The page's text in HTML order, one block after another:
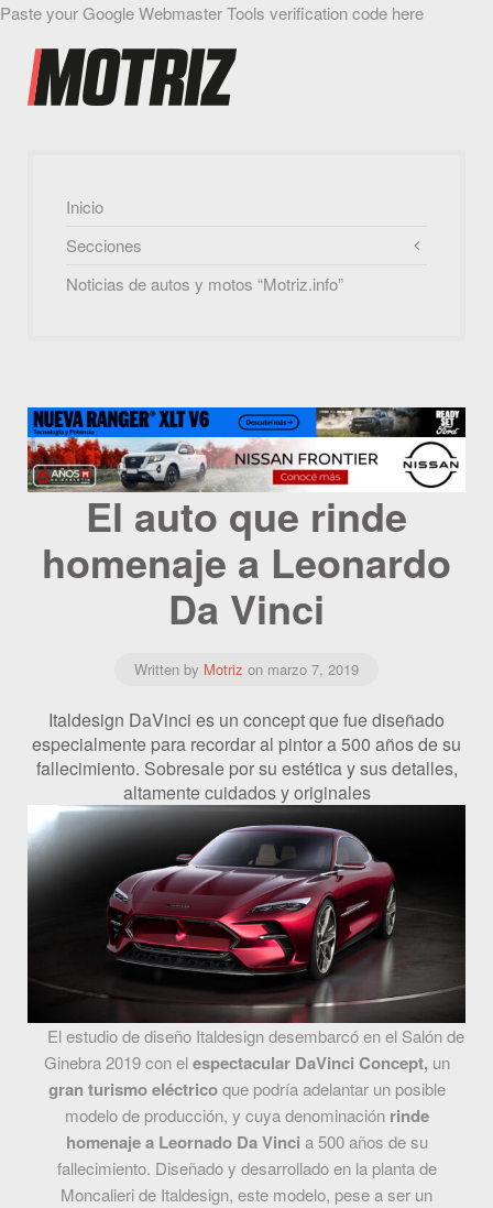
Paste your Google Webmaster Tools verification code here
Inicio
Secciones
Noticias de autos y motos “Motriz.info”
El auto que rinde
homenaje a Leonardo
Da Vinci
Written by Motriz on marzo 7, 2019
Italdesign DaVinci es un concept que fue diseñado
especialmente para recordar al pintor a 500 años de su
fallecimiento. Sobresale por su estética y sus detalles,
altamente cuidados y originales
El estudio de diseño Italdesign desembarcó en el Salón de
Ginebra 2019 con elespectacular DaVinci Concept, un
gran turismo eléctricoque podría adelantar un posible
modelo de producción, y cuya denominación rinde
homenaje a Leornado Da Vinci a 500 años de su
fallecimiento. Diseñado y desarrollado en la planta de
Moncalieri de Italdesign, este modelo, pese a ser un